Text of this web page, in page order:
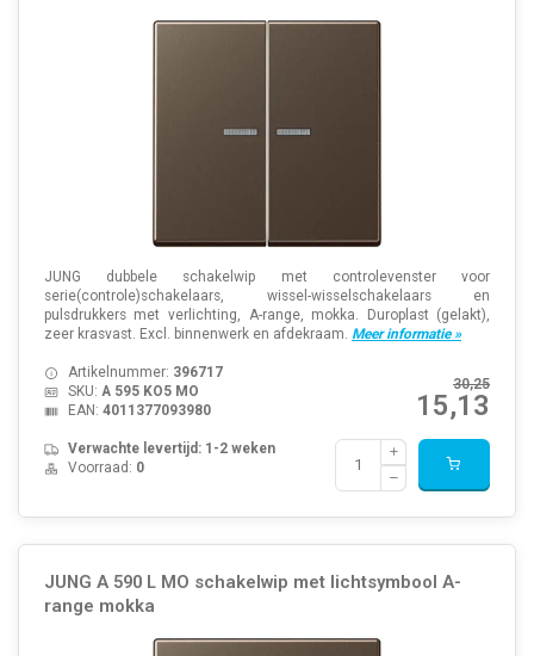
JUNG dubbele schakelwip met controlevenster voor
serie(controle)schakelaars, wissel-wisselschakelaars en
pulsdrukkers met verlichting, A-range, mokka. Duroplast (gelakt),
zeer krasvast. Excl. binnenwerk en afdekraam. Meer informatie »
30,25
15,13
Artikelnummer: 396717
SKU: A 595 KO5 MO
EAN: 4011377093980
Verwachte levertijd: 1-2 weken
Voorraad: 0
JUNG A 590 L MO schakelwip met lichtsymbool A-
range mokka